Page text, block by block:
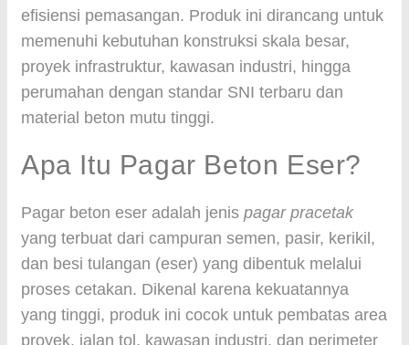
efisiensi pemasangan. Produk ini dirancang untuk
memenuhi kebutuhan konstruksi skala besar,
proyek infrastruktur, kawasan industri, hingga
perumahan dengan standar SNI terbaru dan
material beton mutu tinggi.
Apa Itu Pagar Beton Eser?
Pagar beton eser adalah jenis pagar pracetak
yang terbuat dari campuran semen, pasir, kerikil,
dan besi tulangan (eser) yang dibentuk melalui
proses cetakan. Dikenal karena kekuatannya
yang tinggi, produk ini cocok untuk pembatas area
proyek, jalan tol, kawasan industri, dan perimeter